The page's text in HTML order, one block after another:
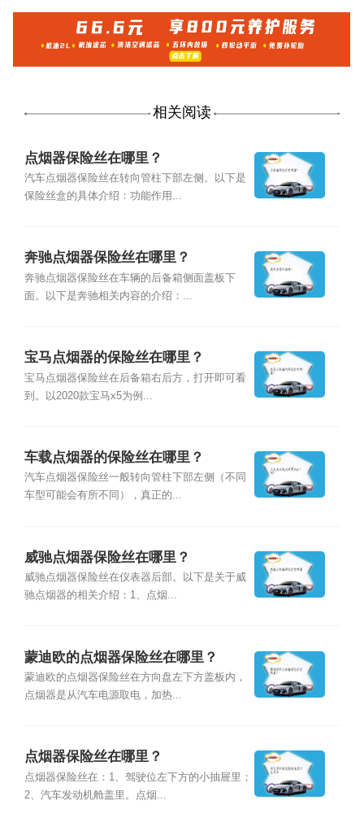
相关阅读
点烟器保险丝在哪里？
汽车点烟器保险丝在转向管柱下部左侧。以下是
保险丝盒的具体介绍：功能作用...
奔驰点烟器保险丝在哪里？
奔驰点烟器保险丝在车辆的后备箱侧面盖板下
面。以下是奔驰相关内容的介绍：...
宝马点烟器的保险丝在哪里？
宝马点烟器保险丝在后备箱右后方，打开即可看
到。以2020款宝马x5为例...
车载点烟器的保险丝在哪里？
汽车点烟器保险丝一般转向管柱下部左侧（不同
车型可能会有所不同），真正的...
威驰点烟器保险丝在哪里？
威驰点烟器保险丝在仪表器后部。以下是关于威
驰点烟器的相关介绍：1、点烟...
蒙迪欧的点烟器保险丝在哪里？
蒙迪欧的点烟器保险丝在方向盘左下方盖板内，
点烟器是从汽车电源取电，加热...
点烟器保险丝在哪里？
点烟器保险丝在：1、驾驶位左下方的小抽屉里；
2、汽车发动机舱盖里。点烟...